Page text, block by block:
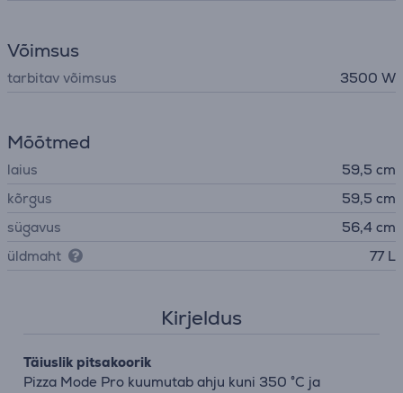
Võimsus
tarbitav võimsus 3500 W
Mõõtmed
laius
59,5 cm
kõrgus
59,5 cm
sügavus
56,4 cm
üldmaht
77 L
Kirjeldus
Täiuslik pitsakoorik
Pizza Mode Pro kuumutab ahju kuni 350 °C ja